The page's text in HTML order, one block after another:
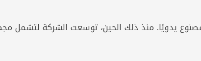
يدويًا. منذ ذلك الحين، توسعت الشركة لتشمل